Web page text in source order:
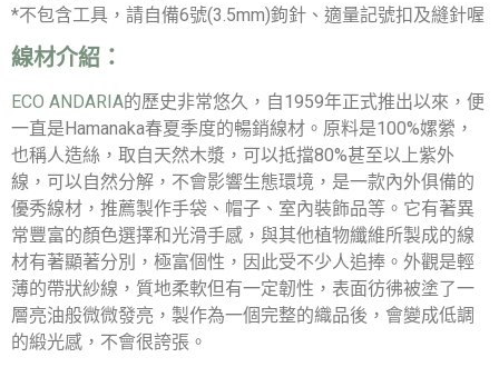
*不包含工具，請自備6號(3.5mm)鉤針、適量記號扣及縫針喔
線材介紹：
ECO ANDARIA的歷史非常悠久，自1959年正式推出以來，便
一直是Hamanaka春夏季度的暢銷線材。原料是100%嫘縈，
也稱人造絲，取自天然木漿，可以抵擋80%甚至以上紫外
線，可以自然分解，不會影響生態環境，是一款內外俱備的
優秀線材，推薦製作手袋、帽子、室內裝飾品等。它有著異
常豐富的顏色選擇和光滑手感，與其他植物纖維所製成的線
材有著顯著分別，極富個性，因此受不少人追捧。外觀是輕
薄的帶狀紗線，質地柔軟但有一定韌性，表面彷彿被塗了一
層亮油般微微發亮，製作為一個完整的織品後，會變成低調
的緞光感，不會很誇張。